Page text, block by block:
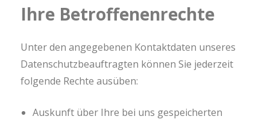
Ihre Betroffenenrechte
Unter den angegebenen Kontaktdaten unseres
Datenschutzbeauftragten können Sie jederzeit
folgende Rechte ausüben:
Auskunft über Ihre bei uns gespeicherten